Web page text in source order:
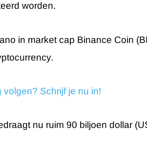
worden.
in market cap Binance Coin
volgen? Schrijf je nu in!
nu ruim 90 biljoen dollar